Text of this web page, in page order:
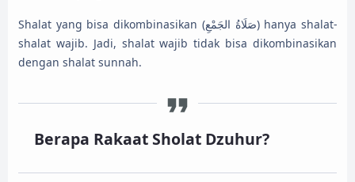
Shalat yang bisa dikombinasikan (صَلَاةُ الجَمْعِ) hanya shalat-
shalat wajib. Jadi, shalat wajib tidak bisa dikombinasikan
dengan shalat sunnah.
Berapa Rakaat Sholat Dzuhur?